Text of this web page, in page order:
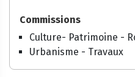
Commissions
Culture- Patrimoine -
Urbanisme - Travaux